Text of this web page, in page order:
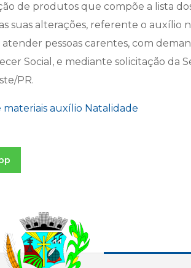
de produtos que compõe a lista
suas alterações, referente o auxílio
pessoas carentes, com
Social, e mediante solicitação da
PR.
materiais auxílio Natalidade